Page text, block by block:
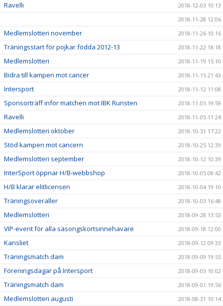
Ravelli
2018-12-03 10:13
2018-11-28 12:06
Medlemslotteri november 2018-11-26 10:16
Träningsstart för pojkar födda 2012-13 2018-11-22 18:18
Medlemslotteri 2018-11-19 15:10
Bidra till kampen mot cancer 2018-11-15 21:43
Intersport 2018-11-12 11:08
Sponsorträff inför matchen mot IBK Runsten 2018-11-05 19:59
Ravelli 2018-11-05 11:24
Medlemslotteri oktober 2018-10-31 17:22
Stöd kampen mot cancern 2018-10-25 12:39
Medlemslotteri september 2018-10-12 10:39
InterSport öppnar H/B-webbshop 2018-10-05 08:42
H/B klarar elitlicensen 2018-10-04 19:10
Träningsoveraller 2018-10-03 16:48
Medlemslotteri 2018-09-28 13:53
VIP-event för alla säsongskortsinnehavare 2018-09-18 12:00
Kansliet 2018-09-12 09:33
Träningsmatch dam 2018-09-09 19:55
Föreningsdagar på Intersport 2018-09-03 10:02
Träningsmatch dam 2018-09-01 19:56
Medlemslotteri augusti 2018-08-31 10:14